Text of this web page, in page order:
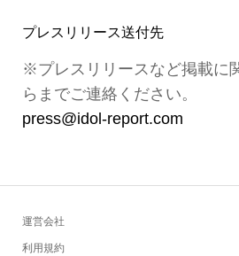
プレスリリース送付先
※プレスリリースなど掲載に
らまでご連絡ください。
press@idol-report.com
運営会社
利用規約